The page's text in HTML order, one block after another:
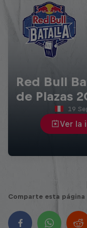
Red Bull
de Plazas
Ver la
19
Comparte esta página